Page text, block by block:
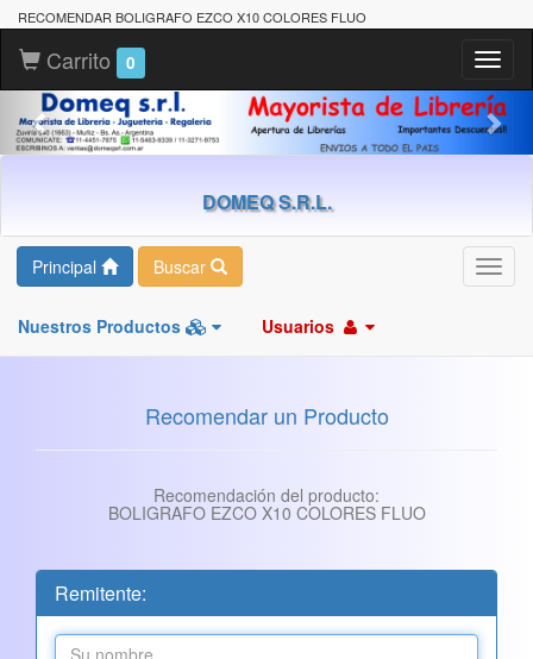
RECOMENDAR BOLIGRAFO EZCO X10 COLORES FLUO
Carrito 0
DOMEQ S.R.L.
Principal Buscar
Nuestros Productos Usuarios
Recomendar un Producto
Recomendación del producto:
BOLIGRAFO EZCO X10 COLORES FLUO
Remitente: